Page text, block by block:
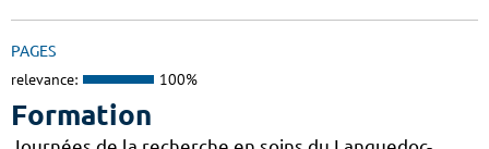
PAGES
relevance: 100%
Formation